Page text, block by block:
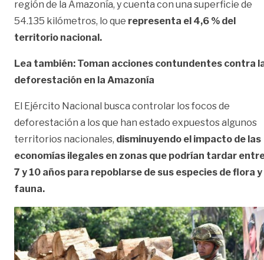
región de la Amazonía, y cuenta con una superficie de
54.135 kilómetros, lo que representa el 4,6 % del
territorio nacional.
Lea también: Toman acciones contundentes contra
deforestación en la Amazonía
El Ejército Nacional busca controlar los focos de
deforestación a los que han estado expuestos algunos
territorios nacionales, disminuyendo el impacto de las
economías ilegales en zonas que podrían tardar
7 y 10 años para repoblarse de sus especies de flora y
fauna.